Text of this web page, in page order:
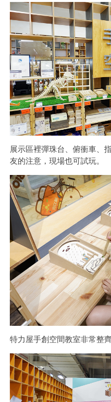
展示區裡彈珠台、俯衝車、
友的注意，現場也可試玩。
特力屋手創空間教室非常整